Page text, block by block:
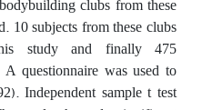
10 subjects from these clubs
study and finally 475
questionnaire was used to
Independent sample t test